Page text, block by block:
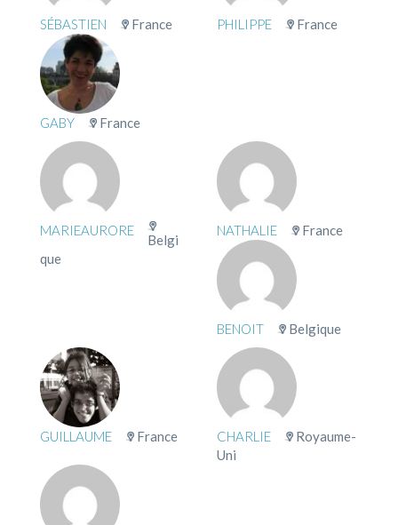
SÉBASTIEN France PHILIPPE France
GABY France
MARIEAURORE
Belgi
que
NATHALIE France
BENOIT Belgique
GUILLAUME France CHARLIE
Royaume-
Uni